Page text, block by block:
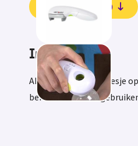
Beoordelingen (0)
Informatie
Ah, hoe krijg je dat flesje
beide handen kan